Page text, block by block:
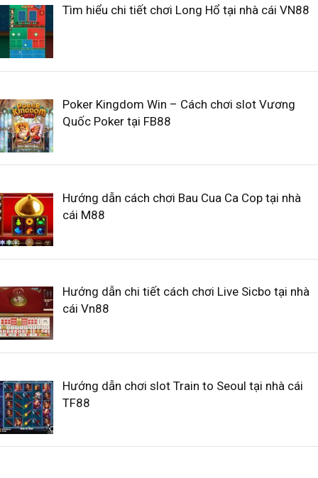
Tìm hiểu chi tiết chơi Long Hổ tại nhà cái VN88
Poker Kingdom Win – Cách chơi slot Vương
Quốc Poker tại FB88
Hướng dẫn cách chơi Bau Cua Ca Cop tại nhà
cái M88
Hướng dẫn chi tiết cách chơi Live Sicbo tại nhà
cái Vn88
Hướng dẫn chơi slot Train to Seoul tại nhà cái
TF88